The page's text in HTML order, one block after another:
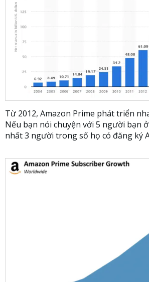
Từ 2012, Amazon Prime phát triển
Nếu bạn nói chuyện với 5 người bạn
nhất 3 người trong số họ có đăng ký